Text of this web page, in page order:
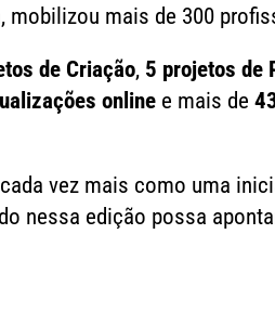
mobilizou mais de 300
de Criação, 5 projetos de
online e mais de
vez mais como uma
nessa edição possa